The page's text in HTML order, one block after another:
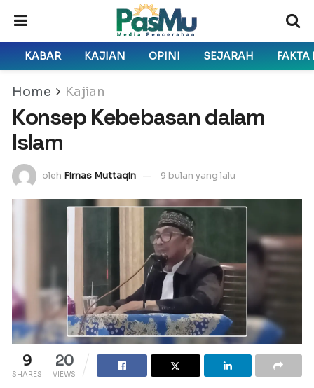
KABAR KAJIAN OPINI SEJARAH FAKTA
Home Kajian
Konsep Kebebasan dalam
Islam
oleh Firnas Muttaqin 9 bulan yang lalu
9
SHARES
20
VIEWS